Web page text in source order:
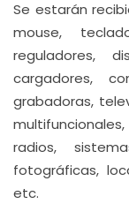
Se estarán
mouse,
reguladores,
cargadores,
grabadoras,
radios,
fotográficas,
etc.